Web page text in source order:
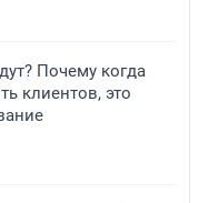
Почему когда
клиентов, это